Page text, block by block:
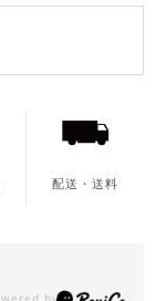
配送・送料